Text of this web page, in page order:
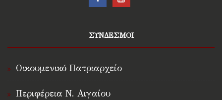
ΣΥΝΔΕΣΜΟΙ
Οικουμενικό Πατριαρχείο
Περιφέρεια Ν. Αιγαίου